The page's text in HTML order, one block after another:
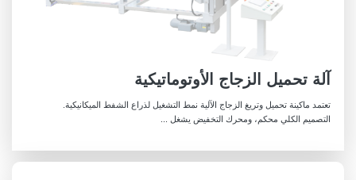
آلة تحميل الزجاج الأوتوماتيكية
تعتمد ماكينة تحميل وتريغ الزجاج الآلية نمط التشغيل لذراع الشفط الميكانيكية.
التصميم الكلي محكم، ومحرك التخفيض يشغل ...